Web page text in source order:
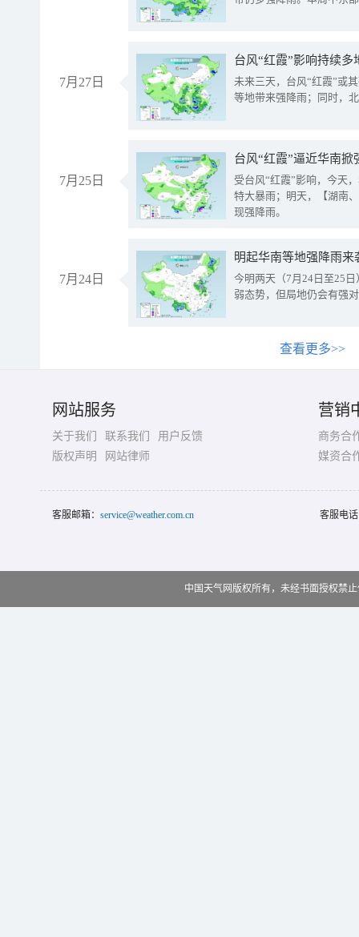
7月27日
台风“红霞”影响持续
未来三天，台风“红霞”或
等地带来强降雨；同时，
7月25日
台风“红霞”逼近华南
受台风“红霞”影响，今天
特大暴雨；明天，【湖南
现强降雨。
7月24日
明起华南等地强降雨
今明两天（7月24日至25
弱态势，但局地仍会有强
查看更多>>
网站服务
关于我们 联系我们
用户反馈
版权声明
网站律师
营销
商务合
媒资合
客服邮箱： service@weather.com.cn 客服电
中国天气网版权所有，未经书面授权